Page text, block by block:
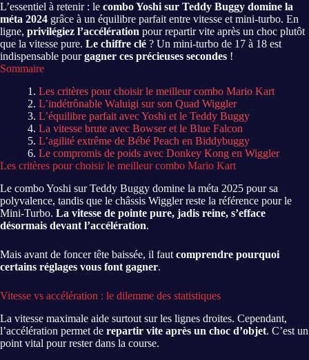
L’essentiel à retenir : le combo Yoshi sur Teddy Buggy domine la
méta 2024 grâce à un équilibre parfait entre vitesse et mini-turbo. En
ligne, privilégiez l’accélération pour repartir vite après un choc plutôt
que la vitesse pure. Le chiffre clé ? Un mini-turbo de 17 à 18 est
indispensable pourgagner ces précieuses secondes !
Sommaire
Les critères pour choisir le meilleur combo Mario Kart
L’indétrônable Waluigi sur son Quad Wiggler
L’équilibre parfait avec Yoshi et le Teddy Buggy
La vitesse brute avec Bowser et le Blue Falcon
L’agilité extrême de Bébé Peach en Biddybuggy
Le compromis de poids avec Donkey Kong en Wiggler
Les critères pour choisir le meilleur combo Mario Kart
Le combo Yoshi sur Teddy Buggy domine la méta 2025 pour sa
polyvalence, tandis que le châssis Wiggler reste la référence pour le
Mini-Turbo. La vitesse de pointe pure, jadis reine, s’efface
désormais devant l’accélération.
Mais avant de foncer tête baissée, il faut comprendre pourquoi
certains réglages vous font gagner.
Vitesse vs accélération : le dilemme des statistiques
La vitesse maximale aide surtout sur les lignes droites. Cependant,
l’accélération permet de repartir vite après un choc d’objet. C’est un
point vital pour rester dans la course.